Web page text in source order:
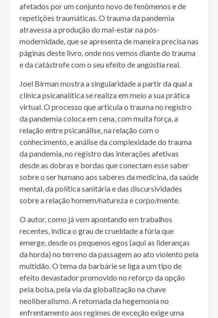
afetados por um conjunto novo de fenômenos e de
repetições traumáticas. O trauma da pandemia
atravessa a produção do mal-estar na pós-
modernidade, que se apresenta de maneira precisa nas
páginas deste livro, onde nos vemos diante do trauma
e da catástrofe com o seu efeito de angústia real.
Joel Birman mostra a singularidade a partir da qual a
clínica psicanalítica se realiza em meio a sua prática
virtual. O processo que articula o trauma no registro
da pandemia coloca em cena, com muita força, a
relação entre psicanálise, na relação com o
conhecimento, e análise da complexidade do trauma
da pandemia, no registro das interações afetivas
desde as dobras e bordas que conectam esse saber
sobre o ser humano aos saberes da medicina, da saúde
mental, da política sanitária e das discursividades
sobre a relação homem/natureza e corpo/mente.
O autor, como já vem apontando em trabalhos
recentes, indica o grau de crueldade a fúria que
emerge, desde os pequenos egos (aqui as lideranças
da horda) no terreno da passagem ao ato violento pela
multidão. O tema da barbárie se liga a um tipo de
efeito devastador promovido no reforço da opção
pela bolsa, pela via da globalização na chave
neoliberalismo. A retomada da hegemonia no
enfrentamento aos regimes de exceção exige uma